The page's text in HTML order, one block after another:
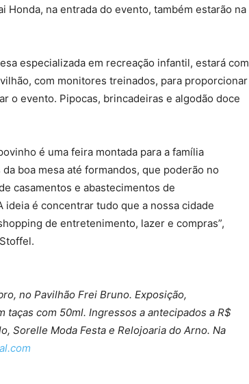
na entrada do evento, também estarão na
especializada em recreação infantil, estará com
com monitores treinados, para proporcionar
o evento. Pipocas, brincadeiras e algodão doce
é uma feira montada para a família
boa mesa até formandos, que poderão no
casamentos e abastecimentos de
ideia é concentrar tudo que a nossa cidade
de entretenimento, lazer e compras”,
no Pavilhão Frei Bruno. Exposição,
taças com 50ml. Ingressos a antecipados a R$
Sorelle Moda Festa e Relojoaria do Arno. Na